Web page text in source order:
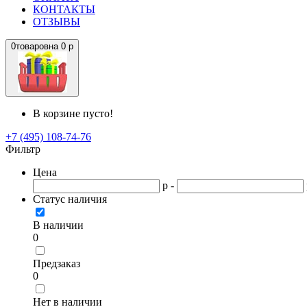
КОНТАКТЫ
ОТЗЫВЫ
0товаровна 0 р
В корзине пусто!
+7 (495) 108-74-76
Фильтр
Цена
р -
Статус наличия
В наличии
0
Предзаказ
0
Нет в наличии